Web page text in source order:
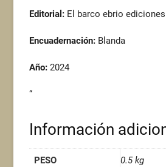
Editorial: El barco ebrio ediciones
Encuadernación: Blanda
Año: 2024
“
Información
PESO 0.5 kg